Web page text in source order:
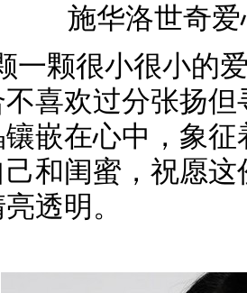
施华洛世奇
颗很小很小的爱
喜欢过分张扬
嵌在心中，象
和闺蜜，祝愿
透明。